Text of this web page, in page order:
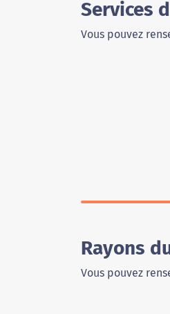
Services
Vous pouvez
Rayons
Vous pouvez